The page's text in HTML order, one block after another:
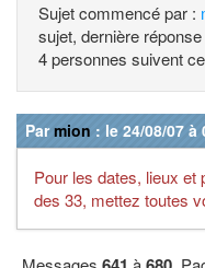
Sujet commencé par :
sujet, dernière
4 personnes suivent
Parmion : le 24/08/07 à
Pour les dates, lieux et
des 33, mettez toutes